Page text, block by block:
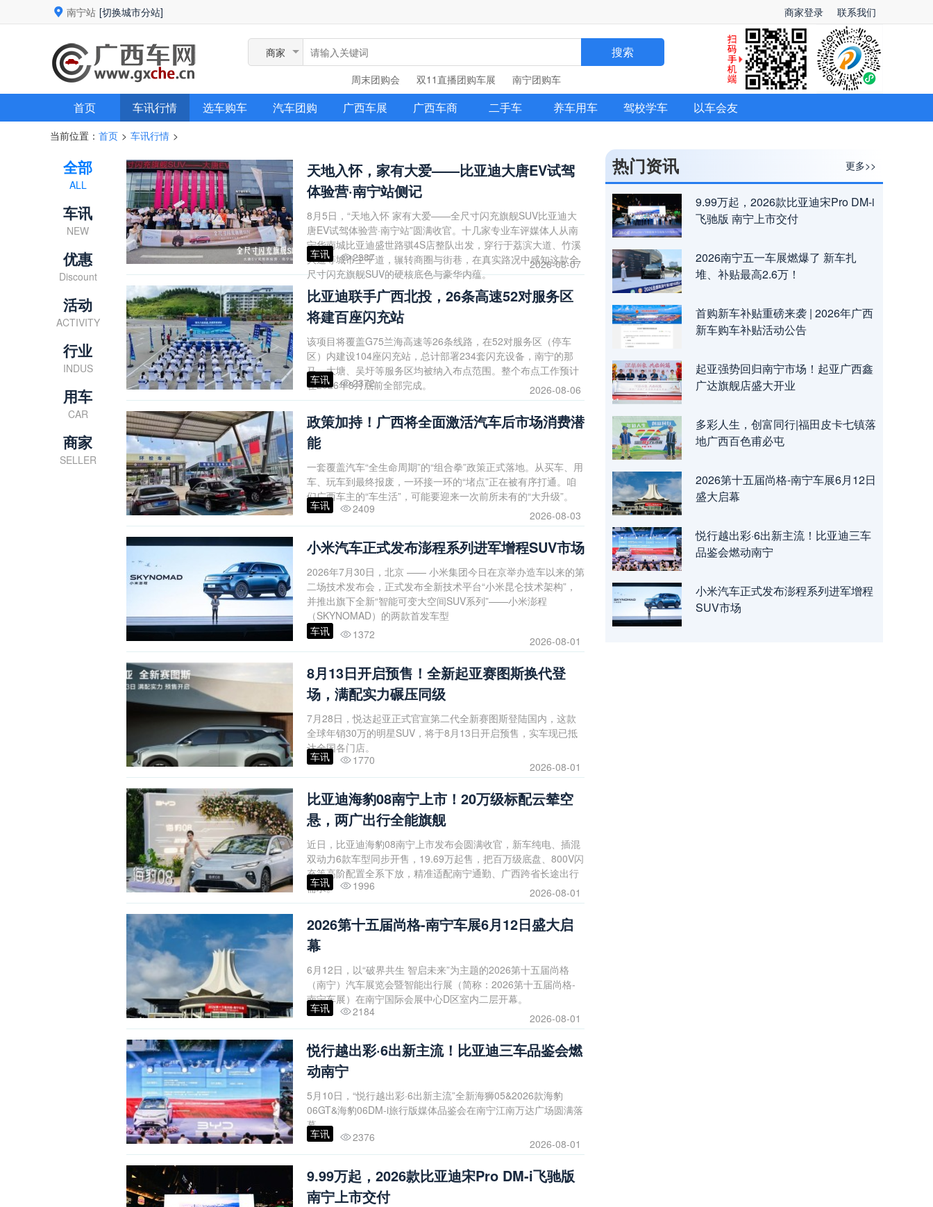
南宁站 [切换城市分站] 商家登录 联系我们
商家 搜索
周末团购会 双11直播团购车展 南宁团购车
首页 车讯行情 选车购车 汽车团购 广西车展 广西车商 二手车 养车用车 驾校学车 以车会友
当前位置： 首页 > 车讯行情 >
全部
ALL
车讯
NEW
优惠
Discount
活动
ACTIVITY
行业
INDUS
用车
CAR
商家
SELLER
天地入怀，家有大爱——比亚迪大唐EV试驾
体验营·南宁站侧记
8月5日，“天地入怀 家有大爱——全尺寸闪充旗舰SUV比亚迪大
唐EV试驾体验营·南宁站”圆满收官。十几家专业车评媒体人从南
宁华南城比亚迪盛世路骐4S店整队出发，穿行于荔滨大道、竹溪
大道等城市主干道，辗转商圈与街巷，在真实路况中感知这款全
尺寸闪充旗舰SUV的硬核底色与豪华内蕴。
车讯 2387 2026-08-07
比亚迪联手广西北投，26条高速52对服务区
将建百座闪充站
该项目将覆盖G75兰海高速等26条线路，在52对服务区（停车
区）内建设104座闪充站，总计部署234套闪充设备，南宁的那
马、大塘、吴圩等服务区均被纳入布点范围。整个布点工作预计
在2026年8月底前全部完成。
车讯 2372 2026-08-06
政策加持！广西将全面激活汽车后市场消费潜
能
一套覆盖汽车“全生命周期”的“组合拳”政策正式落地。从买车、用
车、玩车到最终报废，一环接一环的“堵点”正在被有序打通。咱
们广西车主的“车生活”，可能要迎来一次前所未有的“大升级”。
车讯 2409 2026-08-03
小米汽车正式发布澎程系列进军增程SUV市场
2026年7月30日，北京 —— 小米集团今日在京举办造车以来的第
二场技术发布会，正式发布全新技术平台“小米昆仑技术架构”，
并推出旗下全新“智能可变大空间SUV系列”——小米澎程
（SKYNOMAD）的两款首发车型
车讯
1372 2026-08-01
8月13日开启预售！全新起亚赛图斯换代登
场，满配实力碾压同级
7月28日，悦达起亚正式官宣第二代全新赛图斯登陆国内，这款
全球年销30万的明星SUV，将于8月13日开启预售，实车现已抵
达全国各门店。
车讯 1770 2026-08-01
比亚迪海豹08南宁上市！20万级标配云辇空
悬，两广出行全能旗舰
近日，比亚迪海豹08南宁上市发布会圆满收官，新车纯电、插混
双动力6款车型同步开售，19.69万起售，把百万级底盘、800V闪
充等高阶配置全系下放，精准适配南宁通勤、广西跨省长途出行
需求。
车讯 1996 2026-08-01
2026第十五届尚格-南宁车展6月12日盛大启
幕
6月12日，以“破界共生 智启未来”为主题的2026第十五届尚格
（南宁）汽车展览会暨智能出行展（简称：2026第十五届尚格-
南宁车展）在南宁国际会展中心D区室内二层开幕。
车讯 2184 2026-08-01
悦行越出彩·6出新主流！比亚迪三车品鉴会燃
动南宁
5月10日，“悦行越出彩·6出新主流”全新海狮05&2026款海豹
06GT&海豹06DM-i旅行版媒体品鉴会在南宁江南万达广场圆满落
幕。
车讯 2376 2026-08-01
9.99万起，2026款比亚迪宋Pro DM-i飞驰版
南宁上市交付
热门资讯 更多>>
9.99万起，2026款比亚迪宋Pro DM-i
飞驰版 南宁上市交付
2026南宁五一车展燃爆了 新车扎
堆、补贴最高2.6万！
首购新车补贴重磅来袭 | 2026年广西
新车购车补贴活动公告
起亚强势回归南宁市场！起亚广西鑫
广达旗舰店盛大开业
多彩人生，创富同行|福田皮卡七镇落
地广西百色甫必屯
2026第十五届尚格-南宁车展6月12日
盛大启幕
悦行越出彩·6出新主流！比亚迪三车
品鉴会燃动南宁
小米汽车正式发布澎程系列进军增程
SUV市场